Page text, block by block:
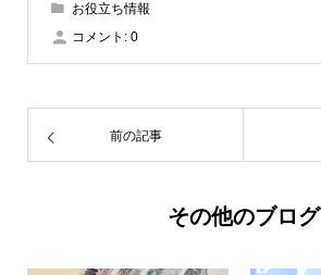
お役立ち情報
コメント: 0
前の記事
その他のブログ